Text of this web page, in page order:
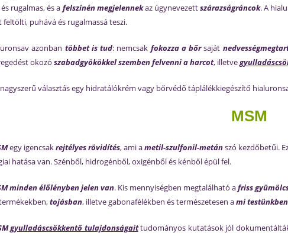
és rugalmas, és a felszínén megjelennekaz úgynevezettszárazságráncok. A
feltölti, puhává és rugalmassá teszi.
azonban többet is tud: nemcsak fokozza a bőrsaját
okozó szabadgyökökkel szemben felvenni a harcot, illetve
választás egy hidratálókrém vagy bőrvédő táplálékkiegészítő
MSM
egy igencsakrejtélyes rövidítés, ami ametil-szulfonil-metánszó kezdőbetűi.
hatása van. Szénből, hidrogénből, oxigénből és kénből épül fel.
minden élőlényben jelen van. Kis mennyiségben megtalálható afriss
tojásban, illetve gabonafélékben és természetesen ami
gyulladáscsökkentő tulajdonságaittudományos kutatások jól